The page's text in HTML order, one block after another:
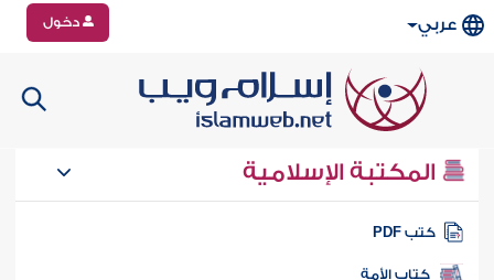
عربي دخول
المكتبة الإسلامية
كتب PDF